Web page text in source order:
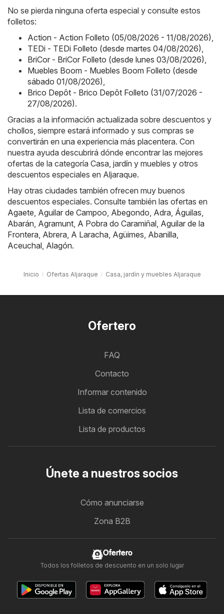
No se pierda ninguna oferta especial y consulte estos
folletos:
Action - Action Folleto (05/08/2026 - 11/08/2026)
TEDi - TEDi Folleto (desde martes 04/08/2026)
BriCor - BriCor Folleto (desde lunes 03/08/2026)
Muebles Boom - Muebles Boom Folleto (desde
sábado 01/08/2026)
Brico Depôt - Brico Depôt Folleto (31/07/2026 -
27/08/2026).
Gracias a la información actualizada sobre descuentos y
chollos, siempre estará informado y sus compras se
convertirán en una experiencia más placentera. Con
nuestra ayuda descubrirá dónde encontrar las mejores
ofertas de la categoría Casa, jardín y muebles y otros
descuentos especiales en Aljaraque.
Hay otras ciudades también ofrecen muy buenos
descuentos especiales. Consulte también las ofertas en
Agaete Aguilar de Campoo Abegondo Adra Águilas
Abarán Agramunt A Pobra do Caramiñal Aguilar de la
Frontera Abrera A Laracha Agüimes Abanilla
Aceuchal Alagón.
Inicio Ofertas Aljaraque Casa, jardín y muebles Aljaraque
Ofertero
FAQ
Contacto
Informar contenido
Lista de comercios
Lista de productos
Únete a nuestros socios
Cómo anunciarse
Zona B2B
Ofertero
Todos los folletos de descuento en un solo lugar